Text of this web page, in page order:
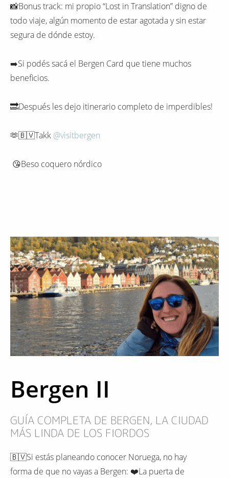
📸Bonus track: mi propio “Lost in Translation” digno de
todo viaje, algún momento de estar agotada y sin estar
segura de dónde estoy.
➡️Si podés sacá el Bergen Card que tiene muchos
beneficios.
🔜Después les dejo itinerario completo de imperdibles!
🫶🇧🇻Takk @visitbergen
😘Beso coquero nórdico
Bergen II
GUÍA COMPLETA DE BERGEN, LA CIUDAD
MÁS LINDA DE LOS FIORDOS
🇧🇻Si estás planeando conocer Noruega, no hay
forma de que no vayas a Bergen: ❤️La puerta de